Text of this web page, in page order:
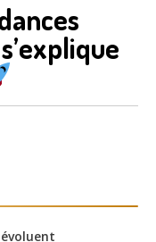
évoluent